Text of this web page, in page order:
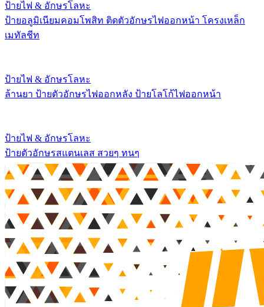
ป้ายไฟ & อักษรโลหะ
ป้ายอลูมิเนียมคอมโพสิท ติดตัวอักษรไฟออกหน้า โครงเหล็ก
เมทัลชีท
ป้ายไฟ & อักษรโลหะ
ล้านยา ป้ายตัวอักษรไฟออกหลัง ป้ายโลโก้ไฟออกหน้า
ป้ายไฟ & อักษรโลหะ
ป้ายตัวอักษรสแตนเลส สวยๆ ทนๆ